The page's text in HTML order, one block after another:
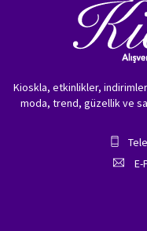
Kioskla, etkinlikler,
moda, trend, güzellik ve
E-